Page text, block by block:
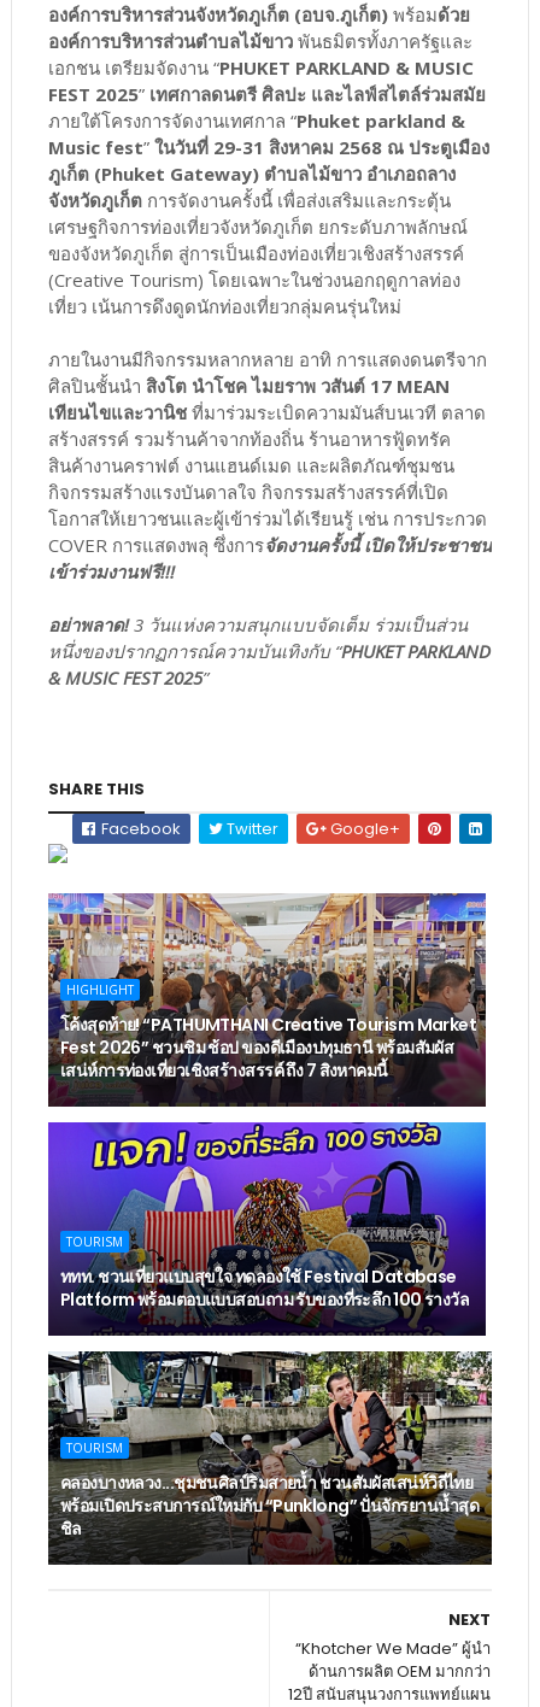
องค์การบริหารส่วนจังหวัดภูเก็ต (อบจ.ภูเก็ต) พร้อมด้วย
องค์การบริหารส่วนตำบลไม้ขาวพันธมิตรทั้งภาครัฐและ
เอกชน เตรียมจัดงาน “PHUKET PARKLAND & MUSIC
FEST 2025” เทศกาลดนตรี ศิลปะ และไลฟ์สไตล์ร่วมสมัย
ภายใต้โครงการจัดงานเทศกาล “Phuket parkland &
Music fest” ในวันที่ 29-31 สิงหาคม 2568 ณ ประตูเมือง
ภูเก็ต (Phuket Gateway) ตำบลไม้ขาว อำเภอถลาง
จังหวัดภูเก็ตการจัดงานครั้งนี้ เพื่อส่งเสริมและกระตุ้น
เศรษฐกิจการท่องเที่ยวจังหวัดภูเก็ต ยกระดับภาพลักษณ์
ของจังหวัดภูเก็ต สู่การเป็นเมืองท่องเที่ยวเชิงสร้างสรรค์
(Creative Tourism) โดยเฉพาะในช่วงนอกฤดูกาลท่อง
เที่ยว เน้นการดึงดูดนักท่องเที่ยวกลุ่มคนรุ่นใหม่
ภายในงานมีกิจกรรมหลากหลาย อาทิ การแสดงดนตรีจาก
ศิลปินชั้นนำ สิงโต นำโชค ไมยราพ วสันต์ 17 MEAN
เทียนไขและวานิช ที่มาร่วมระเบิดความมันส์บนเวที ตลาด
สร้างสรรค์ รวมร้านค้าจากท้องถิ่น ร้านอาหารฟู้ดทรัค
สินค้างานคราฟต์ งานแฮนด์เมด และผลิตภัณฑ์ชุมชน
กิจกรรมสร้างแรงบันดาลใจ กิจกรรมสร้างสรรค์ที่เปิด
โอกาสให้เยาวชนและผู้เข้าร่วมได้เรียนรู้ เช่น การประกวด
COVER การแสดงพลุ ซึ่งการจัดงานครั้งนี้ เปิดให้ประชาชน
เข้าร่วมงานฟรี!!!
อย่าพลาด!3 วันแห่งความสนุกแบบจัดเต็ม ร่วมเป็นส่วน
หนึ่งของปรากฏการณ์ความบันเทิงกับ “PHUKET PARKLAND
& MUSIC FEST 2025”
SHARE THIS
Facebook
Twitter Google+
HIGHLIGHT
โค้งสุดท้าย! “PATHUMTHANI Creative Tourism Market
Fest 2026” ชวนชิม ช้อป ของดีเมืองปทุมธานี พร้อมสัมผัส
เสน่ห์การท่องเที่ยวเชิงสร้างสรรค์ ถึง 7 สิงหาคมนี้
TOURISM
ททท. ชวนเที่ยวแบบสุขใจ ทดลองใช้ Festival Database
Platform พร้อมตอบแบบสอบถาม รับของที่ระลึก 100 รางวัล
TOURISM
คลองบางหลวง...ชุมชนศิลป์ริมสายน้ำ ชวนสัมผัสเสน่ห์วิถีไทย
พร้อมเปิดประสบการณ์ใหม่กับ “Punklong” ปั่นจักรยานน้ำสุด
ชิล
NEXT
“Khotcher We Made” ผู้นำ
ด้านการผลิต OEM มากกว่า
12ปี สนับสนุนวงการแพทย์แผน